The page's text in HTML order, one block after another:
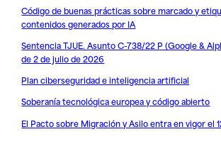
Código de buenas prácticas sobre marcado y
contenidos generados por IA
Sentencia TJUE. Asunto C-738/22 P (Google &
de 2 de julio de 2026
Plan ciberseguridad e inteligencia artificial
Soberanía tecnológica europea y código abierto
El Pacto sobre Migración y Asilo entra en vigor el